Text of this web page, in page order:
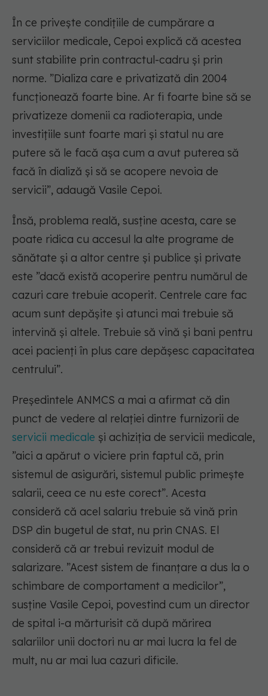
În ce privește condițiile de cumpărare a
serviciilor medicale, Cepoi explică că acestea
sunt stabilite prin contractul-cadru și prin
norme. ”Dializa care e privatizată din 2004
funcționează foarte bine. Ar fi foarte bine să se
privatizeze domenii ca radioterapia, unde
investițiile sunt foarte mari și statul nu are
putere să le facă așa cum a avut puterea să
facă în dializă și să se acopere nevoia de
servicii”, adaugă Vasile Cepoi.
Însă, problema reală, susține acesta, care se
poate ridica cu accesul la alte programe de
sănătate și a altor centre și publice și private
este ”dacă există acoperire pentru numărul de
cazuri care trebuie acoperit. Centrele care fac
acum sunt depășite și atunci mai trebuie să
intervină și altele. Trebuie să vină și bani pentru
acei pacienți în plus care depășesc capacitatea
centrului”.
Președintele ANMCS a mai a afirmat că din
punct de vedere al relației dintre furnizorii de
servicii medicale și achiziția de servicii medicale,
”aici a apărut o viciere prin faptul că, prin
sistemul de asigurări, sistemul public primește
salarii, ceea ce nu este corect”. Acesta
consideră că acel salariu trebuie să vină prin
DSP din bugetul de stat, nu prin CNAS. El
consideră că ar trebui revizuit modul de
salarizare. ”Acest sistem de finanțare a dus la o
schimbare de comportament a medicilor”,
susține Vasile Cepoi, povestind cum un director
de spital i-a mărturisit că după mărirea
salariilor unii doctori nu ar mai lucra la fel de
mult, nu ar mai lua cazuri dificile.